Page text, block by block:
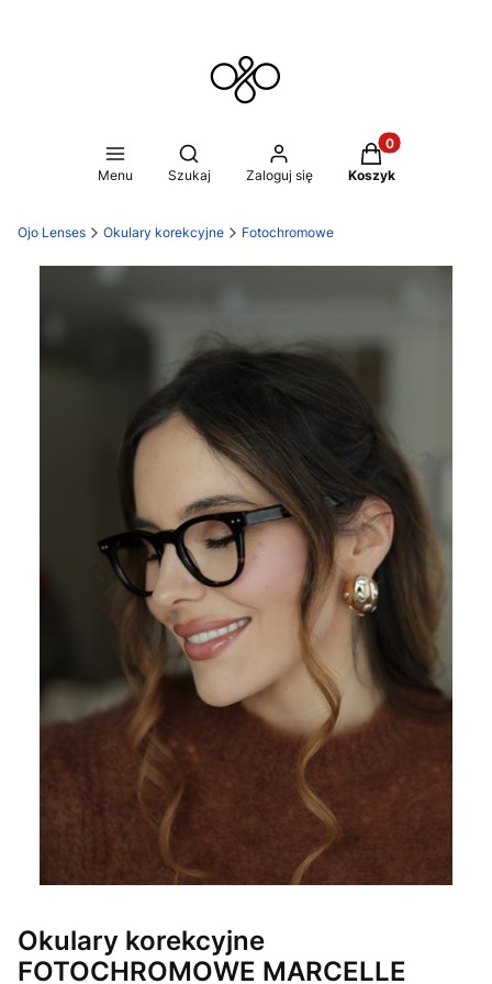
Menu
Otwórz wyszukiwarkę
Szukaj Zaloguj się
Produkty w
Koszyk
Ojo Lenses Okulary korekcyjne Fotochromowe
Okulary korekcyjne
FOTOCHROMOWE MARCELLE